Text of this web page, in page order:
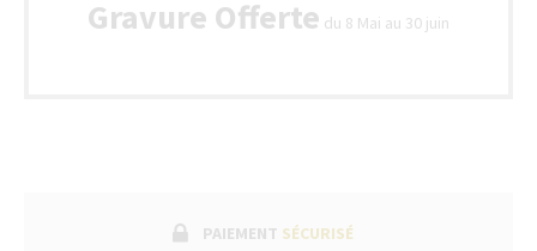
Gravure Offerte du 8 Mai au 30 juin
PAIEMENT SÉCURISÉ